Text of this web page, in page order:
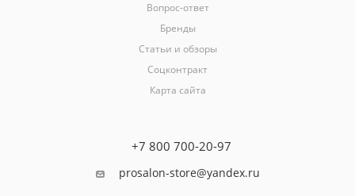
Вопрос-ответ
Бренды
Статьи и обзоры
Соцконтракт
Карта сайта
+7 800 700-20-97
prosalon-store@yandex.ru